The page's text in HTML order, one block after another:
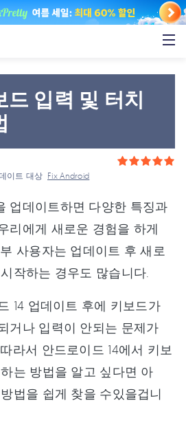
드 입력 및 터치
이트 대상 Fix Android
업데이트하면 다양한 특징과
리에게 새로운 경험을 하게
사용자는 업데이트 후 새로
작하는 경우도 많습니다.
14 업데이트 후에 키보드가
거나 입력이 안되는 문제가
라서 안드로이드 14에서 키보
는 방법을 알고 싶다면 아
법을 쉽게 찾을 수있을겁니